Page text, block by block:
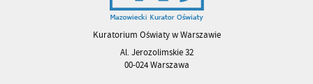
Kuratorium Oświaty w Warszawie
Al. Jerozolimskie 32
00-024 Warszawa